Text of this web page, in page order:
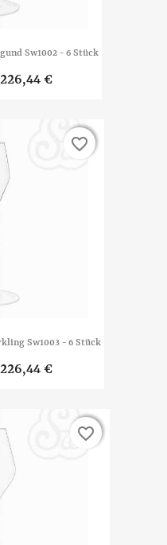
Sw1002 - 6 Stück
226,44 €
Sw1003 - 6 Stück
226,44 €
favorite_border
favorite_border
favorite_border
favorite_border